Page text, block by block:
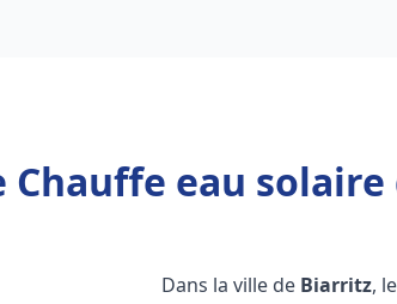
Chauffe eau
Dans la ville de Biarritz,